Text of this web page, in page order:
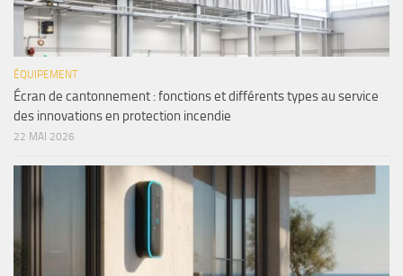
ÉQUIPEMENT
Écran de cantonnement : fonctions et différents types au service
des innovations en protection incendie
22 MAI 2026